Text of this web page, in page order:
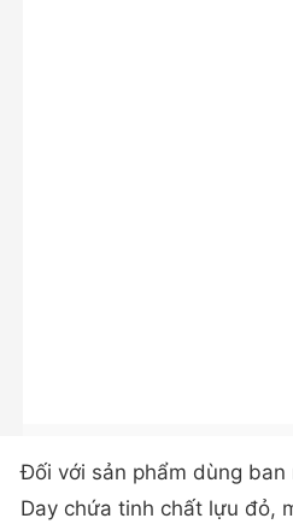
Đối với sản phẩm dùng ban
Day chứa tinh chất lựu đỏ,